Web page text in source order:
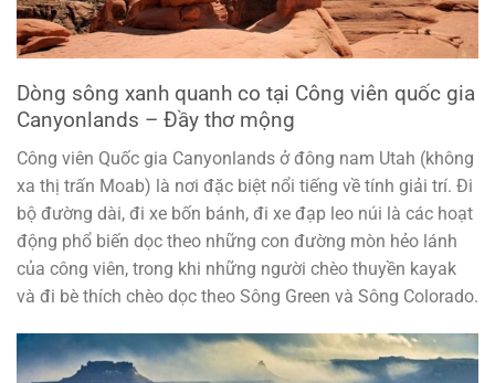
Dòng sông xanh quanh co tại Công viên quốc gia
Canyonlands – Đầy thơ mộng
Công viên Quốc gia Canyonlands ở đông nam Utah (không
xa thị trấn Moab) là nơi đặc biệt nổi tiếng về tính giải trí. Đi
bộ đường dài, đi xe bốn bánh, đi xe đạp leo núi là các hoạt
động phổ biến dọc theo những con đường mòn hẻo lánh
của công viên, trong khi những người chèo thuyền kayak
và đi bè thích chèo dọc theo Sông Green và Sông Colorado.